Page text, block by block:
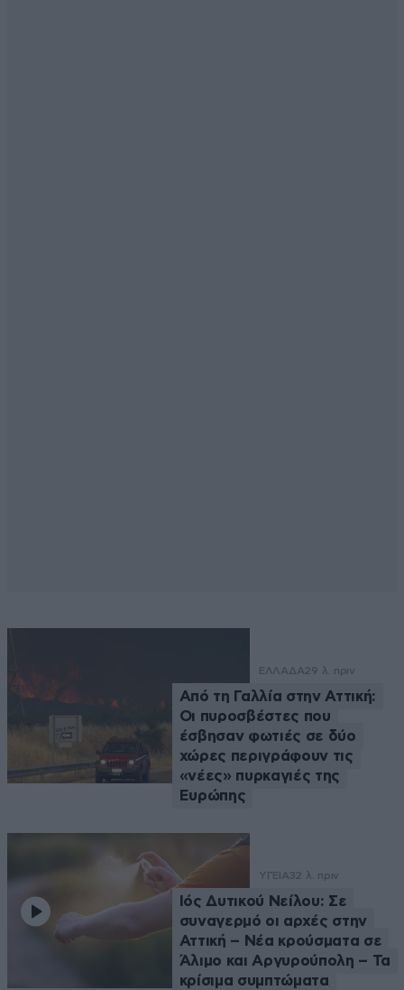
ΕΛΛΑΔΑ29 λ. πριν
Από τη Γαλλία στην Αττική:
Οι πυροσβέστες που
έσβησαν φωτιές σε δύο
χώρες περιγράφουν τις
«νέες» πυρκαγιές της
Ευρώπης
ΥΓΕΙΑ32 λ. πριν
Ιός Δυτικού Νείλου: Σε
συναγερμό οι αρχές στην
Αττική – Νέα κρούσματα σε
Άλιμο και Αργυρούπολη – Τα
κρίσιμα συμπτώματα